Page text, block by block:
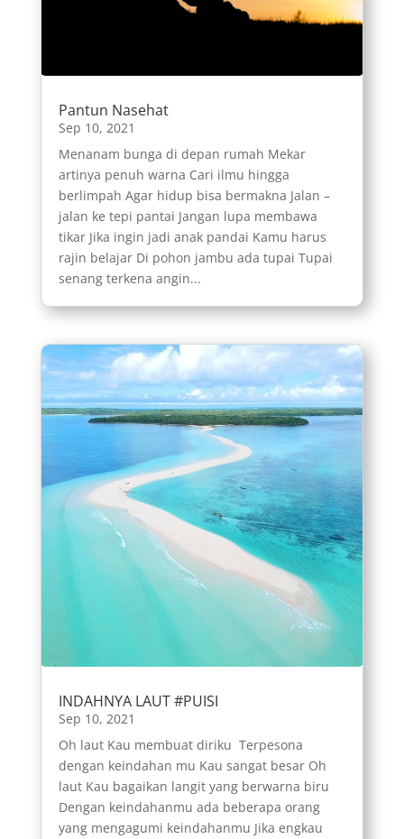
Pantun Nasehat
Sep 10, 2021
Menanam bunga di depan rumah Mekar
artinya penuh warna Cari ilmu hingga
berlimpah Agar hidup bisa bermakna Jalan –
jalan ke tepi pantai Jangan lupa membawa
tikar Jika ingin jadi anak pandai Kamu harus
rajin belajar Di pohon jambu ada tupai Tupai
senang terkena angin...
INDAHNYA LAUT #PUISI
Sep 10, 2021
Oh laut Kau membuat diriku Terpesona
dengan keindahan mu Kau sangat besar Oh
laut Kau bagaikan langit yang berwarna biru
Dengan keindahanmu ada beberapa orang
yang mengagumi keindahanmu Jika engkau